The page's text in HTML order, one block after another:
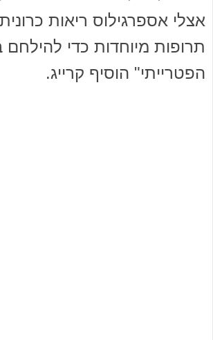
אצלי אספרגילוס ריאות
תרופות מיוחדות כדי להילחם
הפטרייתי" הוסיף קרייג.